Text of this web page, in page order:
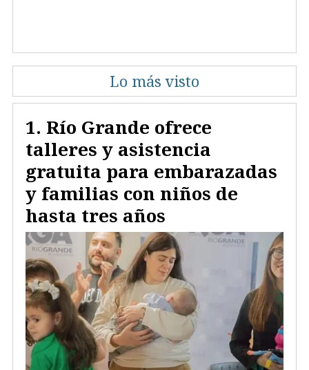
Lo más visto
Río Grande ofrece
talleres y asistencia
gratuita para embarazadas
y familias con niños de
hasta tres años